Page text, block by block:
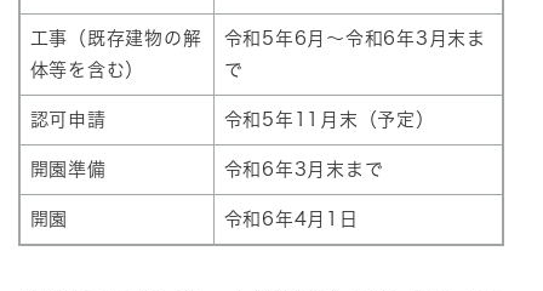
工事（既存建物の解
体等を含む）
令和5年6月～令和6年3月末ま
で
認可申請 令和5年11月末（予定）
開園準備 令和6年3月末まで
開園 令和6年4月1日